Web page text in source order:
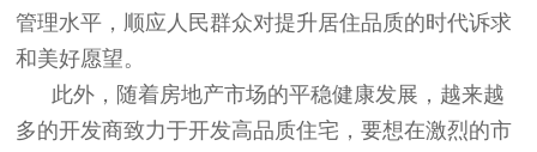
管理水平，顺应人民群众对提升居住品质的时代诉求
和美好愿望。
此外，随着房地产市场的平稳健康发展，越来越
多的开发商致力于开发高品质住宅，要想在激烈的市